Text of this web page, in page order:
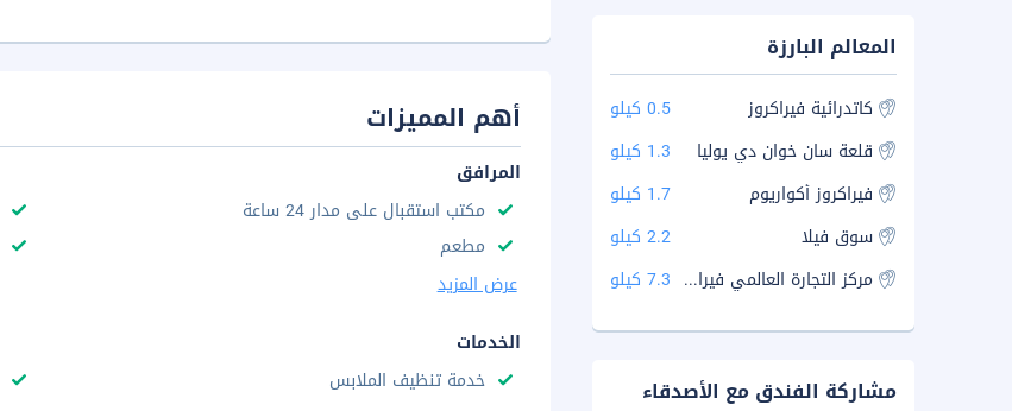
أهم المميزات
المرافق
مكتب استقبال على مدار 24 ساعة
مطعم
عرض المزيد
الخدمات
خدمة تنظيف الملابس
المعالم البارزة
كاتدرائية فيراكروز
0.5 كيلو
قلعة سان خوان دي يوليا
1.3 كيلو
فيراكروز أكواريوم
1.7 كيلو
سوق فيلا
2.2 كيلو
مركز التجارة العالمي فيراكروز, 7.3 كيلو
مشاركة الفندق مع الأصدقاء